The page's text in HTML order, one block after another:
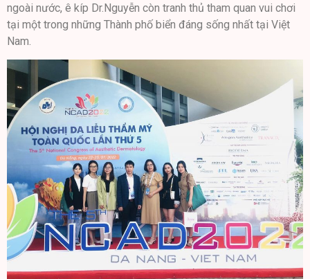
ngoài nước, ê kíp Dr.Nguyễn còn tranh thủ tham quan vui chơi
tại một trong những Thành phố biển đáng sống nhất tại Việt
Nam.